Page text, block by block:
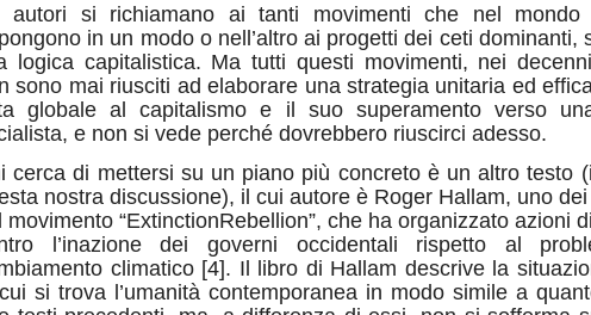
autori si richiamano ai tanti movimenti che nel mondo
in un modo o nell’altro ai progetti dei ceti dominanti,
logica capitalistica. Ma tutti questi movimenti, nei
sono mai riusciti ad elaborare una strategia unitaria ed
globale al capitalismo e il suo superamento verso
e non si vede perché dovrebbero riuscirci adesso.
cerca di mettersi su un piano più concreto è un altro testo
nostra discussione), il cui autore è Roger Hallam, uno
movimento “ExtinctionRebellion”, che ha organizzato azioni
l’inazione dei governi occidentali rispetto al
climatico [4]. Il libro di Hallam descrive la
si trova l’umanità contemporanea in modo simile a